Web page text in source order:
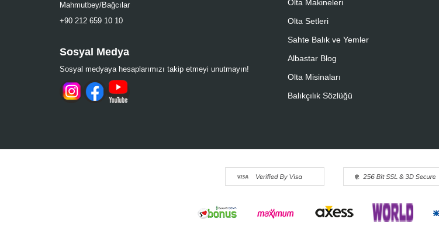
Mahmutbey/Bağcılar
+90 212 659 10 10
Sosyal Medya
Sosyal medyaya hesaplarımızı takip etmeyi unutmayın!
Olta Makineleri
Olta Setleri
Sahte Balık ve Yemler
Albastar Blog
Olta Misinaları
Balıkçılık Sözlüğü